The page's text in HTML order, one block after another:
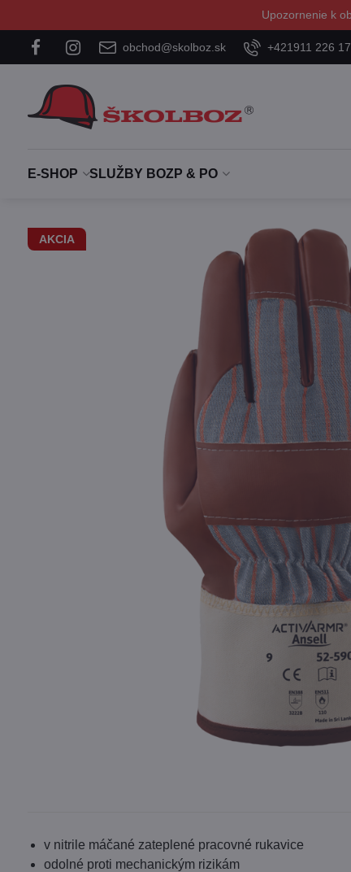
Upozornenie k
obchod@skolboz.sk +421911 226
E-SHOP SLUŽBY BOZP & PO
AKCIA
v nitrile máčané zateplené pracovné rukavice
odolné proti mechanickým rizikám